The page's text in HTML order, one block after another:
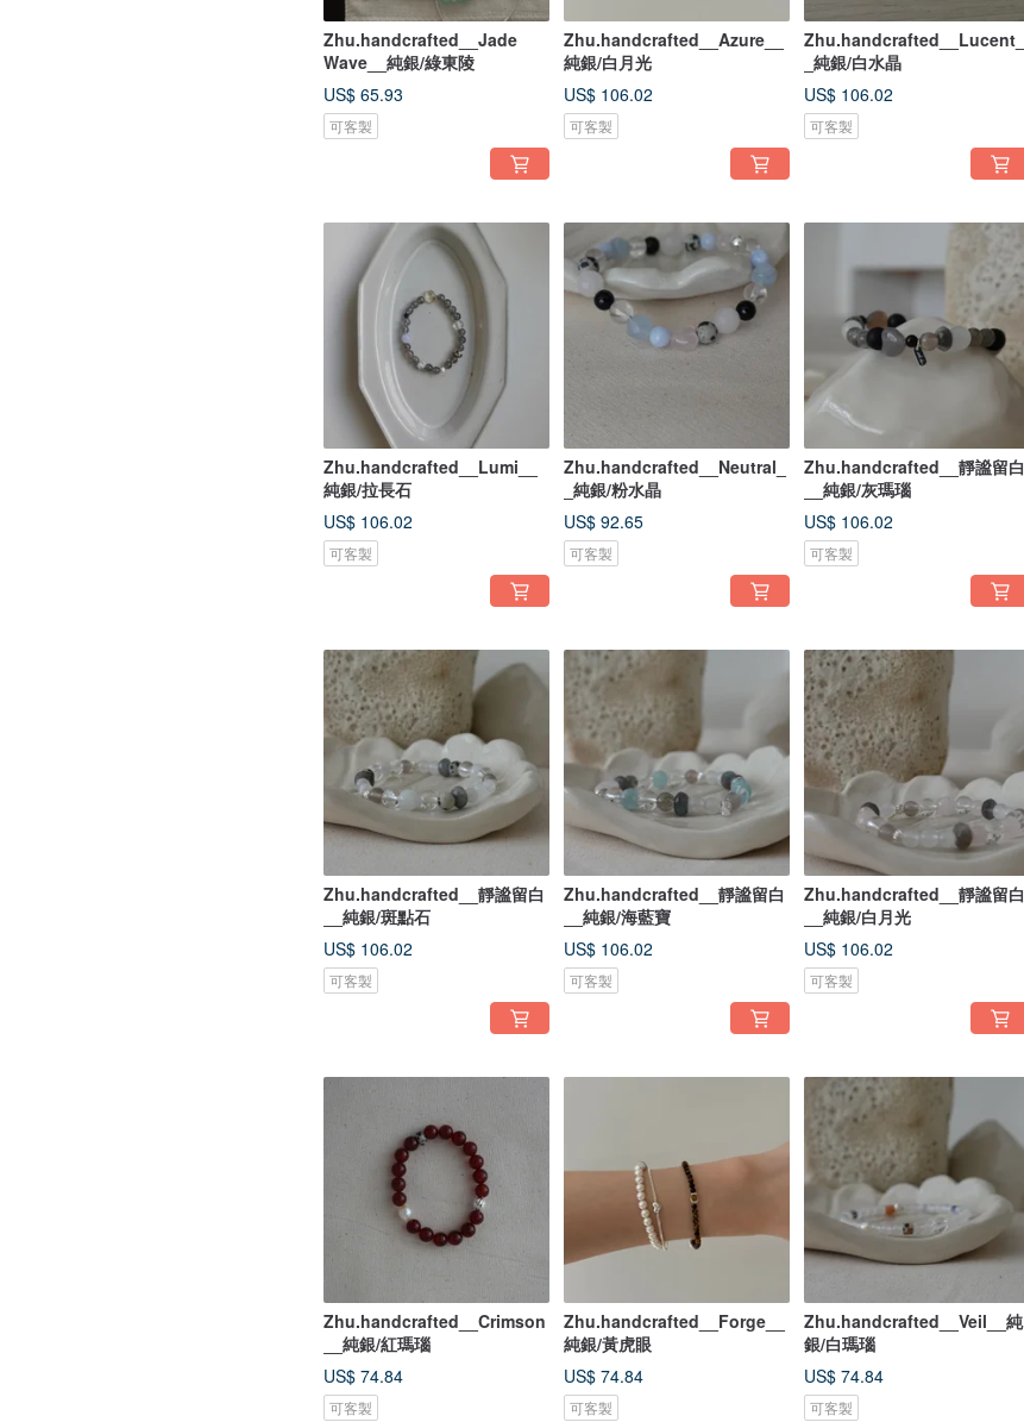
Zhu.handcrafted__Jade
Wave__純銀/綠東陵
US$ 65.93
可客製
Zhu.handcrafted__Azure__
純銀/白月光
US$ 106.02
可客製
Zhu.handcrafted__Lucent_
_純銀/白水晶
US$ 106.02
可客製
Zhu.handcrafted__Lumi__
純銀/拉長石
US$ 106.02
可客製
Zhu.handcrafted__Neutral_
_純銀/粉水晶
US$ 92.65
可客製
Zhu.handcrafted__靜謐留白
__純銀/灰瑪瑙
US$ 106.02
可客製
Zhu.handcrafted__靜謐留白
__純銀/斑點石
US$ 106.02
可客製
Zhu.handcrafted__靜謐留白
__純銀/海藍寶
US$ 106.02
可客製
Zhu.handcrafted__靜謐留白
__純銀/白月光
US$ 106.02
可客製
Zhu.handcrafted__Crimson
__純銀/紅瑪瑙
US$ 74.84
可客製
Zhu.handcrafted__Forge__
純銀/黃虎眼
US$ 74.84
可客製
Zhu.handcrafted__Veil__純
銀/白瑪瑙
US$ 74.84
可客製